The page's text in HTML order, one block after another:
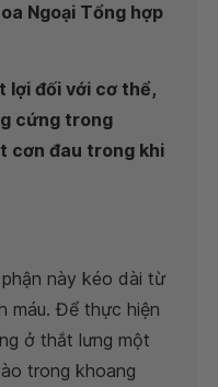
Ngoại Tổng hợp
lợi đối với cơ thể,
cứng trong
cơn đau trong khi
này kéo dài từ
máu. Để thực hiện
ở thắt lưng một
trong khoang